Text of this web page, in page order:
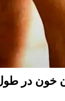
خون در